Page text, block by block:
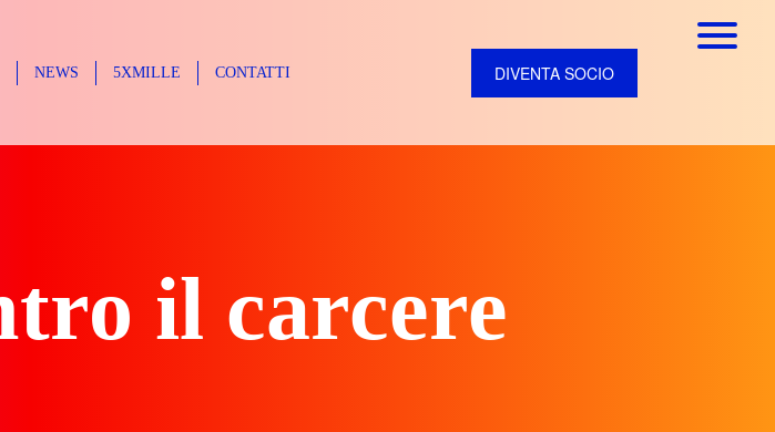
NEWS 5XMILLE CONTATTI DIVENTA SOCIO
il carcere